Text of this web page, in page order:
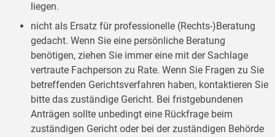
liegen.
nicht als Ersatz für professionelle (Rechts-)Beratung
gedacht. Wenn Sie eine persönliche Beratung
benötigen, ziehen Sie immer eine mit der Sachlage
vertraute Fachperson zu Rate. Wenn Sie Fragen zu Sie
betreffenden Gerichtsverfahren haben, kontaktieren Sie
bitte das zuständige Gericht. Bei fristgebundenen
Anträgen sollte unbedingt eine Rückfrage beim
zuständigen Gericht oder bei der zuständigen Behörde